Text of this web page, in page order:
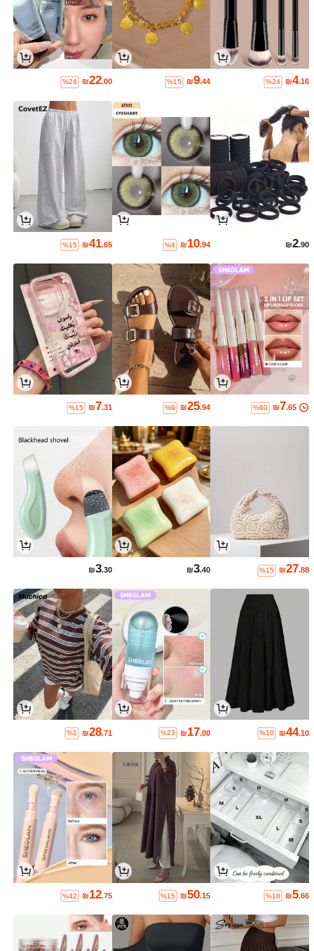
₪4.16
%24
₪9.44
%15
₪22.00
%24
₪2.90
₪10.94
%4
₪41.65
%15
₪7.65
%60
₪25.94
%9
₪7.31
%15
₪27.88
%15
₪3.40
₪3.30
₪44.10
%10
₪17.00
%23
₪28.71
%1
₪5.66
%18
₪50.15
%15
₪12.75
%42